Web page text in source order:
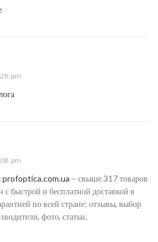
pm
pm
profoptica.com.ua – свыше 317 товаров
быстрой и бесплатной доставкой в
по всей стране: отзывы, выбор
фото, статьи.